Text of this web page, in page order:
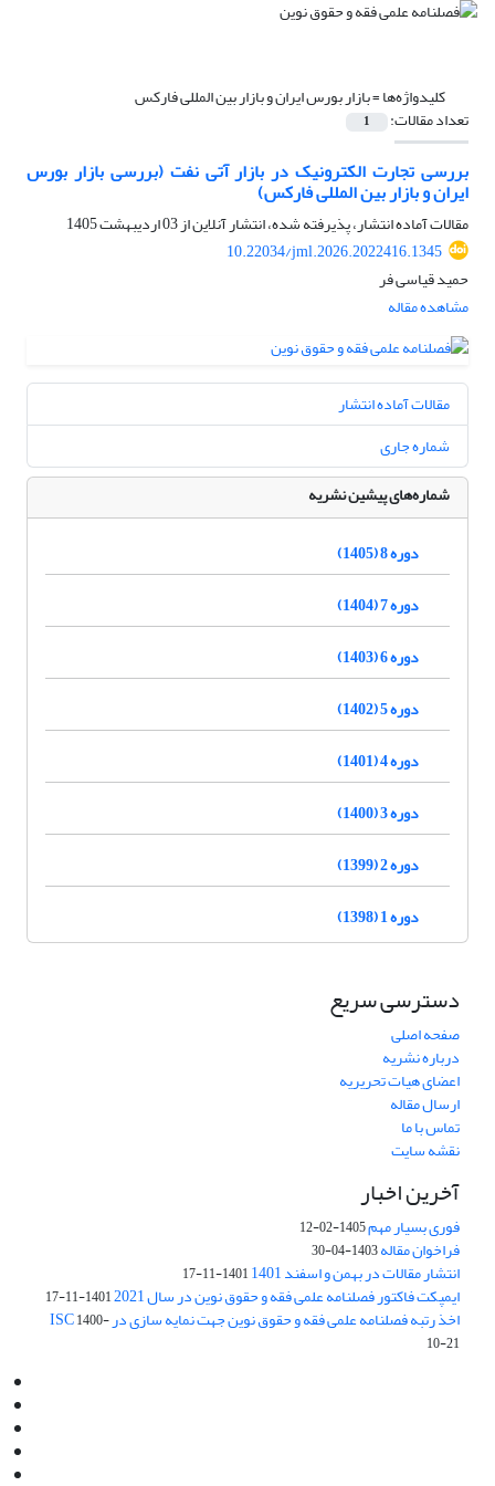
کلیدواژه‌ها =بازار بورس ایران و بازار بین المللی فارکس
تعداد مقالات: 1
بررسی تجارت الکترونیک در بازار آتی نفت (بررسی بازار بورس
ایران و بازار بین المللی فارکس)
مقالات آماده انتشار، پذیرفته شده، انتشار آنلاین از03 اردیبهشت 1405
10.22034/jml.2026.2022416.1345
حمید قیاسی فر
مشاهده مقاله
مقالات آماده انتشار
شماره جاری
شماره‌های پیشین نشریه
دوره 8 (1405)
دوره 7 (1404)
دوره 6 (1403)
دوره 5 (1402)
دوره 4 (1401)
دوره 3 (1400)
دوره 2 (1399)
دوره 1 (1398)
دسترسی سریع
صفحه اصلی
درباره نشریه
اعضای هیات تحریریه
ارسال مقاله
تماس با ما
نقشه سایت
آخرین اخبار
فوری بسیار مهم1405-02-12
فراخوان مقاله1403-04-30
انتشار مقالات در بهمن و اسفند 1401 1401-11-17
ایمپکت فاکتور فصلنامه علمی فقه و حقوق نوین در سال 2021 1401-11-17
اخذ رتبه فصلنامه علمی فقه و حقوق نوین جهت نمایه سازی در ISC1400-
10-21